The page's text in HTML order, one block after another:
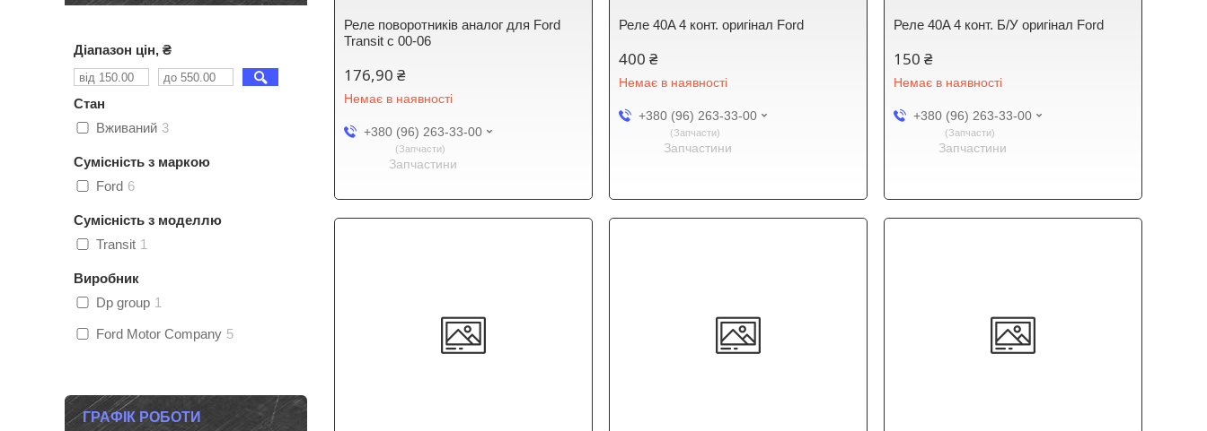
Реле поворотників аналог для Ford
Transit c 00-06
176,90 ₴
Немає в наявності
+380 (96) 263-33-00
Запчасти
Запчастини
Реле 40A 4 конт. оригінал Ford
400 ₴
Немає в наявності
+380 (96) 263-33-00
Запчасти
Запчастини
Реле 40A 4 конт. Б/У оригінал Ford
150 ₴
Немає в наявності
+380 (96) 263-33-00
Запчасти
Запчастини
Діапазон цін, ₴
Стан
Вживаний 3
Сумісність з маркою
Ford 6
Сумісність з моделлю
Transit 1
Виробник
Dp group 1
Ford Motor Company 5
ГРАФІК РОБОТИ